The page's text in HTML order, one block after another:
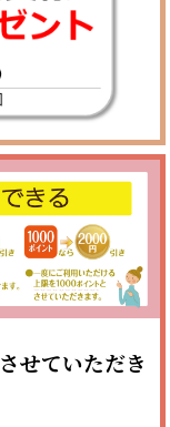
させていただき